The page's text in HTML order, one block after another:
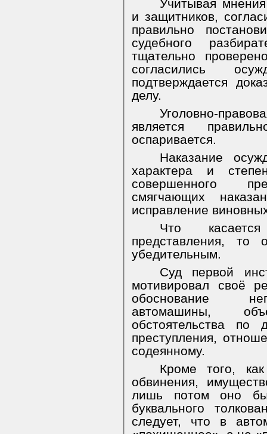
Учитывая
и защитников,
правильно
судебного
тщательно
согласились
подтверждается
делу.
Уголовно-
является
оспаривается.
Наказание
характера и
совершенного
смягчающих
исправление
Что
представления, то
убедительным.
Суд первой
мотивировал своё
обоснование
автомашины,
обстоятельства по
преступления,
содеянному.
Кроме того,
обвинения,
лишь потом оно
буквального
следует, что в